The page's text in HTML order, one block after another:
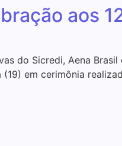
aos
do Sicredi, Aena
em cerimônia